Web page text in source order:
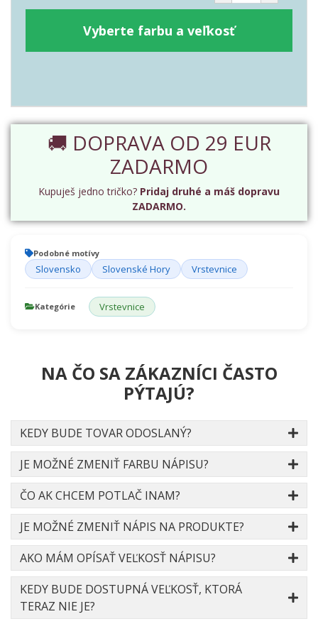
Vyberte farbu a veľkosť
🚚 DOPRAVA OD 29 EUR
ZADARMO
Kupuješ jedno tričko? Pridaj druhé a máš dopravu
ZADARMO.
Podobné motívy
Slovensko Slovenské Hory Vrstevnice
Kategórie Vrstevnice
NA ČO SA ZÁKAZNÍCI ČASTO
PÝTAJÚ?
KEDY BUDE TOVAR ODOSLANÝ?
JE MOŽNÉ ZMENIŤ FARBU NÁPISU?
ČO AK CHCEM POTLAČ INAM?
JE MOŽNÉ ZMENIŤ NÁPIS NA PRODUKTE?
AKO MÁM OPÍSAŤ VEĽKOSŤ NÁPISU?
KEDY BUDE DOSTUPNÁ VEĽKOSŤ, KTORÁ
TERAZ NIE JE?